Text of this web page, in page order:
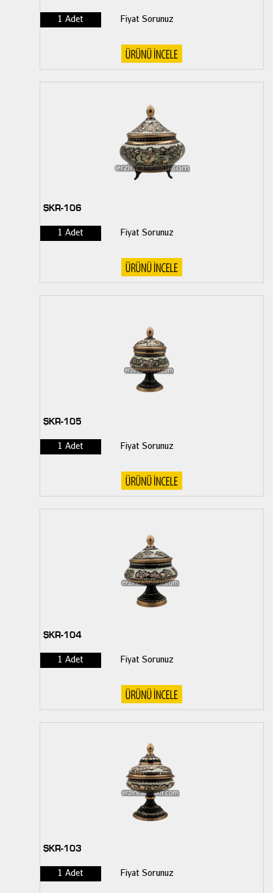
1 Adet Fiyat Sorunuz
ŞKR-106
1 Adet Fiyat Sorunuz
ŞKR-105
1 Adet Fiyat Sorunuz
ŞKR-104
1 Adet Fiyat Sorunuz
ŞKR-103
1 Adet Fiyat Sorunuz